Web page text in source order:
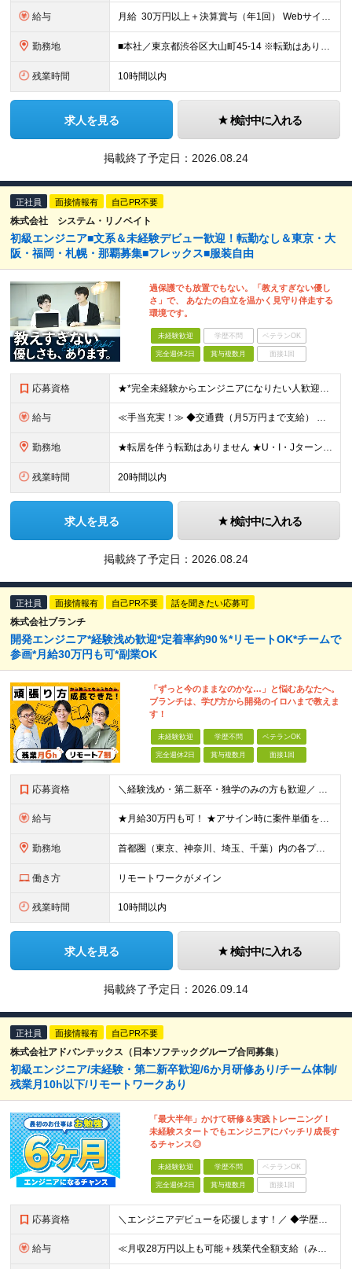
給与 月給 30万円以上＋決算賞与（年1回） Webサイトの実務経験＋マネジメント経験をお持ちの方は 月給40～120万円＋各種手当＋決算賞与（年1回） での採用も可能です！ ※経験や能力を考慮の上、決
勤務地 ■本社／東京都渋谷区大山町45-14 ※転勤はありません。腰を据えて長く活躍していただけます ※(変更の範囲)上記を除く当社関連勤務地
残業時間 10時間以内
求人を見る 検討中に入れる
掲載終了予定日： 2026.08.24
正社員 面接情報有 自己PR不要
株式会社 システム・リノベイト
初級エンジニア■文系＆未経験デビュー歓迎！転勤なし＆東京・大
阪・福岡・札幌・那覇募集■フレックス■服装自由
過保護でも放置でもない。「教えすぎない優し
さ」で、 あなたの自立を温かく見守り伴走する
環境です。
未経験歓迎 学歴不問 ベテランOK
完全週休2日 賞与複数月 面接1回
応募資格 ★*完全未経験からエンジニアになりたい人歓迎*★ ・未経験OK ・第2新卒OK ・専門卒以上 ★type経由で入社した社員も在籍しています♪ ▼下記のような方もぜひご応募ください ◎研修が充実してい
給与 ≪手当充実！≫ ◆交通費（月5万円まで支給） ◆残業代全額支給 ◆家族手当（配偶者：1万円／子1人：5000円 ※月額） ◆役職手当（最大13万円 ※月額） ◆地域手当（東京1万円/月、大阪5000円
勤務地 ★転居を伴う転勤はありません ★U・I・JターンOK！ ★広島支店を2026年11月新設予定 ★お客様先に常駐する案件でも、在宅OKの場合は自社オフィスに出社し、チームで相談しながら仕事を進めています
残業時間 20時間以内
求人を見る 検討中に入れる
掲載終了予定日： 2026.08.24
正社員 面接情報有 自己PR不要 話を聞きたい応募可
株式会社ブランチ
開発エンジニア*経験浅め歓迎*定着率約90％*リモートOK*チームで
参画*月給30万円も可*副業OK
「ずっと今のままなのかな…」と悩むあなたへ。
ブランチは、学び方から開発のイロハまで教えま
す！
未経験歓迎 学歴不問 ベテランOK
完全週休2日 賞与複数月 面接1回
応募資格 ＼経験浅め・第二新卒・独学のみの方も歓迎／ ■学歴不問 ■ITに関する知識・素養・経験をお持ちの方 ┗例えば下記のような方を想定しています ・学校やスクールで学んでいた方 ・テスター経験者 ・インフラ
給与 ★月給30万円も可！ ★アサイン時に案件単価を全て公開！ ★賞与年2回（月給と賞与合わせて売上の60%から65%） 月給30万円～＋賞与年2回（月給と賞与合わせて売上の60%から65%）＋残業手当＋
勤務地 首都圏（東京、神奈川、埼玉、千葉）内の各プロジェクト先 ※お住まいの地域を考慮します ■本社：東京都港区芝浦3-15-2 山本ビル5F ※（変更の範囲）上記を除く、当社関連勤務地
働き方 リモートワークがメイン
残業時間 10時間以内
求人を見る 検討中に入れる
掲載終了予定日： 2026.09.14
正社員 面接情報有 自己PR不要
株式会社アドバンテックス（日本ソフテックグループ合同募集）
初級エンジニア/未経験・第二新卒歓迎/6か月研修あり/チーム体制/
残業月10h以下/リモートワークあり
「最大半年」かけて研修＆実践トレーニング！
未経験スタートでもエンジニアにバッチリ成長す
るチャンス◎
未経験歓迎 学歴不問 ベテランOK
完全週休2日 賞与複数月 面接1回
応募資格 ＼エンジニアデビューを応援します！／ ◆学歴不問 ≪このような方にぴったりです！≫ ・安定した会社で腰を据えて成長したい ・IT業界で手に職をつけたい ・風通しの良い会社でのびのび働きたい など
給与 ≪月収28万円以上も可能＋残業代全額支給（みなし残業なし）≫ 内訳：月収28万円＝月給25万5,000円＋家賃補助（住宅手当）2万5,000円 ★通勤手当（月3万円まで） ★家族手当（配偶者：月1万円